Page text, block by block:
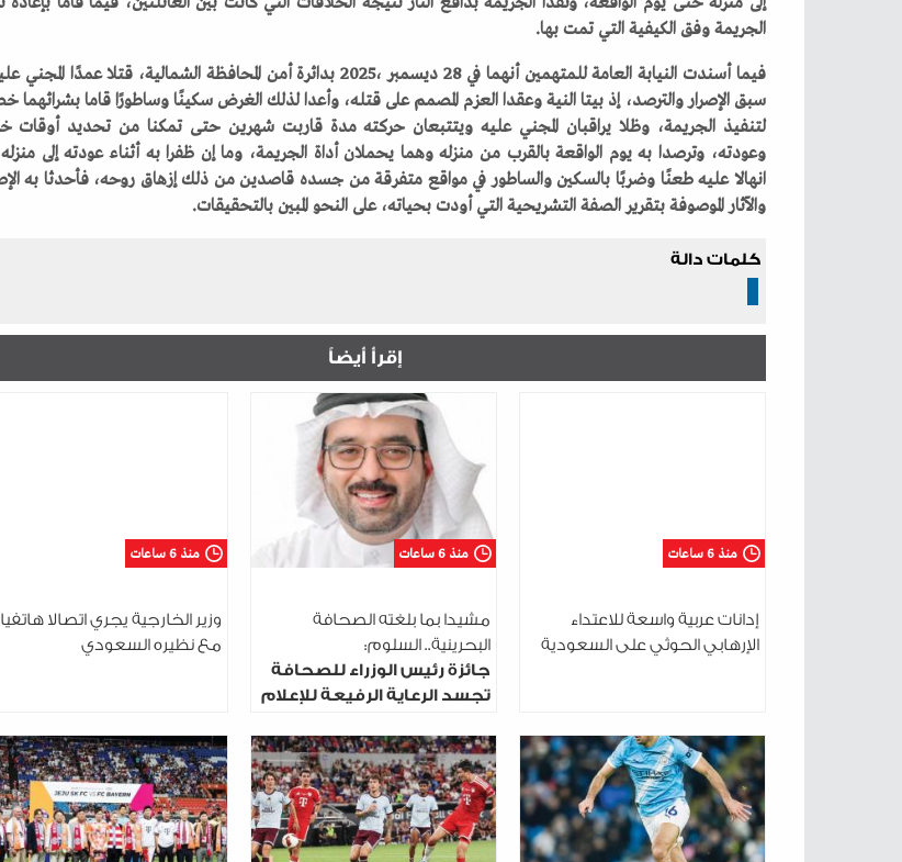
‬الجريمة‭ ‬وفق‭ ‬الكيفية‭ ‬التي‭ ‬تمت‭ ‬بها‭.‬
‬والآثار‭ ‬الموصوفة‭ ‬بتقرير‭ ‬الصفة‭ ‬التشريحية‭ ‬التي‭ ‬أودت‭ ‬بحياته،‭ ‬على‭ ‬النحو‭ ‬المبين‭ ‬بالتحقيقات‭.‬
كلمات دالة
إقرأ أيضاً
منذ 6 ساعات
إدانات عربية واسعة للاعتداء
الإرهابي الحوثي على السعودية
منذ 6 ساعات
مشيدا بما بلغته الصحافة
البحرينية.. السلوم:
جائزة رئيس الوزراء للصحافة
تجسد الرعاية الرفيعة للإعلام
منذ 6 ساعات
وزير الخارجية يجري اتصالا هاتفيا
مع نظيره السعودي